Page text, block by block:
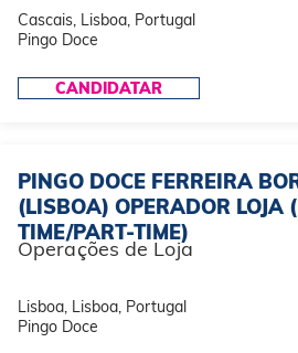
Cascais, Lisboa, Portugal
Pingo Doce
CANDIDATAR
PINGO DOCE FERREIRA
(LISBOA) OPERADOR LOJA
TIME/PART-TIME)
Operações de Loja
Lisboa, Lisboa, Portugal
Pingo Doce